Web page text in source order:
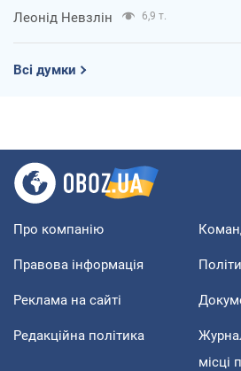
Леонід Невзлін 6,9 т.
Всі думки
Про компанію
Правова інформація
Реклама на сайті
Редакційна політика
місці